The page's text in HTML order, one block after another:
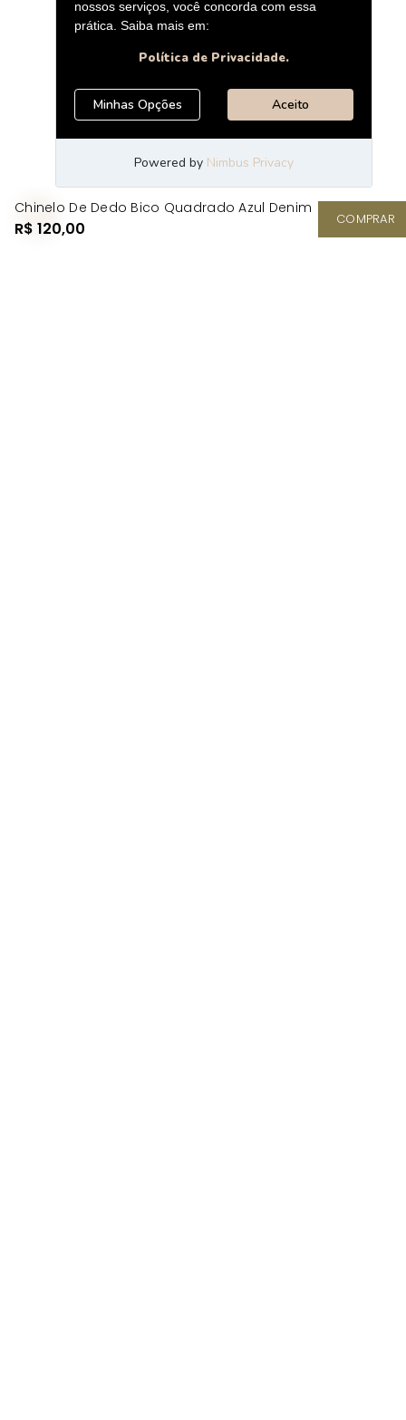
Chinelo De Dedo Bico Quadrado Azul Denim
R$ 120,00 COMPRAR